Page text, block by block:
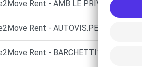
Rent - AMB LE PRIVILEGE SRL
Rent - AUTOVIS.PER S.R.L. -
Rent - BARCHETTI1 - SCHIO